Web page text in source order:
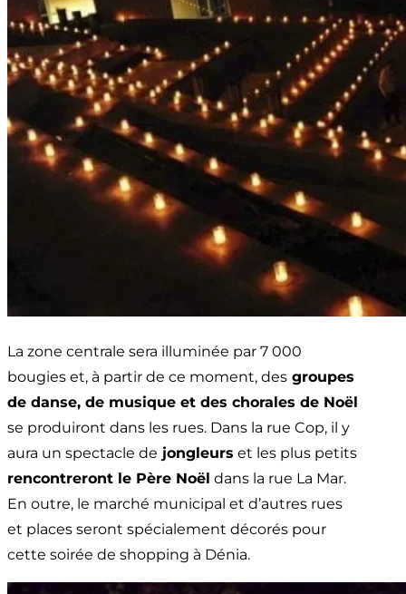
La zone centrale sera illuminée par 7 000
bougies et, à partir de ce moment, des groupes
de danse, de musique et des chorales de Noël
se produiront dans les rues. Dans la rue Cop, il y
aura un spectacle de jongleurs et les plus petits
rencontreront le Père Noël dans la rue La Mar.
En outre, le marché municipal et d’autres rues
et places seront spécialement décorés pour
cette soirée de shopping à Dénia.